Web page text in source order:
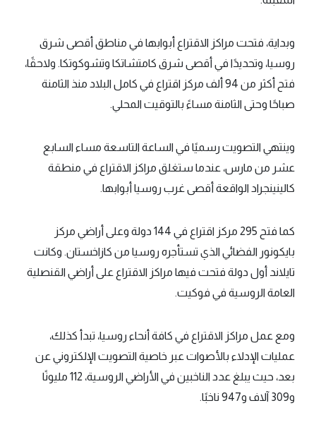
وبداية، فتحت مراكز الاقتراع أبوابها في مناطق أقصى شرق
روسيا، وتحديدًا في أقصى شرق كامتشاتكا وتشوكوتكا. ولاحقًا،
فتح أكثر من 94 ألف مركز اقتراع في كامل البلاد منذ الثامنة
صباحًا وحتى الثامنة مساءً بالتوقيت المحلي.
وينتهي التصويت رسميًا في الساعة التاسعة مساء السابع
عشر من مارس، عندما ستغلق مراكز الاقتراع في منطقة
كالينينجراد الواقعة أقصى غرب روسيا أبوابها.
كما فتح 295 مركز اقتراع في 144 دولة وعلى أراضي مركز
بايكونور الفضائي الذي تستأجره روسيا من كازاخستان. وكانت
تايلاند أول دولة فتحت فيها مراكز الاقتراع على أراضي القنصلية
العامة الروسية في فوكيت.
ومع عمل مراكز الاقتراع في كافة أنحاء روسيا، تبدأ كذلك،
عمليات الإدلاء بالأصوات عبر خاصية التصويت الإلكتروني عن
بعد، حيث يبلغ عدد الناخبين في الأراضي الروسية، 112 مليونًا
و309 آلاف و947 ناخبًا.